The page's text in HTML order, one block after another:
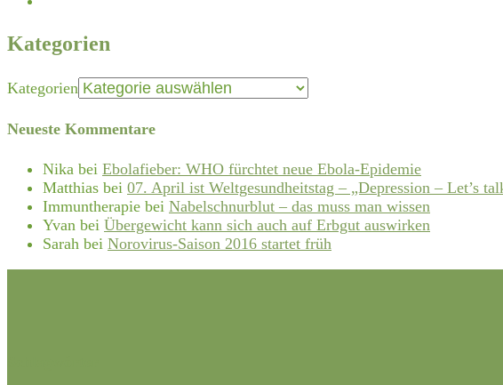
Kategorien
Kategorien
Neueste Kommentare
Nika bei Ebolafieber: WHO fürchtet neue Ebola-Epidemie
Matthias bei 07. April ist Weltgesundheitstag – „Depression – Let’s
Immuntherapie bei Nabelschnurblut – das muss man wissen
Yvan bei Übergewicht kann sich auch auf Erbgut auswirken
Sarah bei Norovirus-Saison 2016 startet früh